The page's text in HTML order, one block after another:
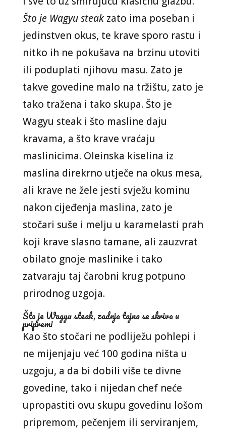
Što je Wagyu steakzato ima poseban i
jedinstven okus, te krave sporo rastu i
nitko ih ne pokušava na brzinu utoviti
ili poduplati njihovu masu. Zato je
takve govedine malo na tržištu, zato je
tako tražena i tako skupa. Što je
Wagyu steak i što masline daju
kravama, a što krave vraćaju
maslinicima. Oleinska kiselina iz
maslina direkrno utječe na okus mesa,
ali krave ne žele jesti svježu kominu
nakon cijeđenja maslina, zato je
stočari suše i melju u karamelasti prah
koji krave slasno tamane, ali zauzvrat
obilato gnoje maslinike i tako
zatvaraju taj čarobni krug potpuno
prirodnog uzgoja.
Što je Wagyu steak, zadnja tajna se skriva u
pripremi
Kao što stočari ne podliježu pohlepi i
ne mijenjaju već 100 godina ništa u
uzgoju, a da bi dobili više te divne
govedine, tako i nijedan chef neće
upropastiti ovu skupu govedinu lošom
pripremom, pečenjem ili serviranjem,